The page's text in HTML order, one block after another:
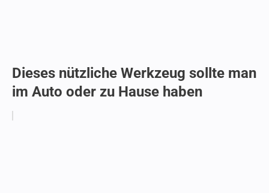
Dieses nützliche Werkzeug sollte man
im Auto oder zu Hause haben